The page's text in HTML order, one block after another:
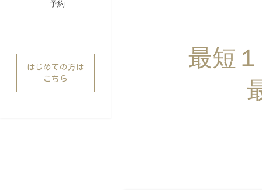
はじめての方は
こちら
予約
最短